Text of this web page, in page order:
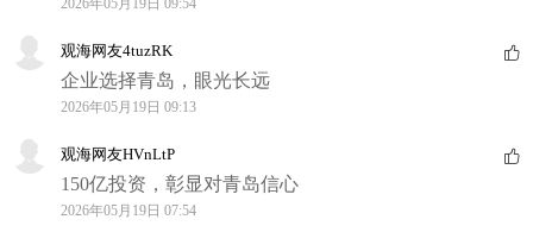
观海网友4tuzRK
企业选择青岛，眼光长远
2026年05月19日 09:13
观海网友HVnLtP
150亿投资，彰显对青岛信心
2026年05月19日 07:54